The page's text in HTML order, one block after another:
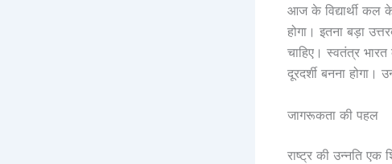
आज के विद्यार्थी कल के
होगा। इतना बड़ा
चाहिए। स्वतंत्र
दूरदर्शी बनना होगा।
जागरूकता की पहल
राष्ट्र की उन्नति एक